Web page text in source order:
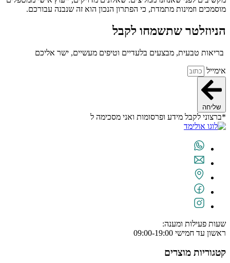
מוסמכים וזמינות מתמדת, כי הפתרון הנכון הוא זה שנבנה עבורכם.
הניוזלטר שתשמחו לקבל
בריאות טבעית, מבצעים בלעדיים וטיפים מעשיים, ישר אליכם
אימייל
שליחה
*ברצוני לקבל מידע ופרסומות ואני מסכימה ל
שעות פעילות ומענה:
ראשון עד חמישי 09:00-19:00
קטגוריות מוצרים